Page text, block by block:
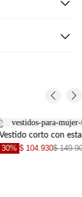
Vestido corto con estampado de flores para mujer
$ 149.900